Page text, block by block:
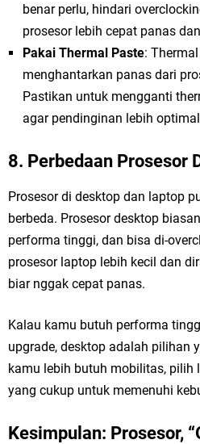
benar perlu, hindari
prosesor lebih cepat panas
Pakai Thermal Paste:
menghantarkan panas dari
Pastikan untuk mengganti
agar pendinginan lebih
8. Perbedaan Prosesor
Prosesor di desktop dan laptop
berbeda. Prosesor desktop
performa tinggi, dan bisa di-
prosesor laptop lebih kecil dan
biar nggak cepat panas.
Kalau kamu butuh performa
upgrade, desktop adalah pilihan
kamu lebih butuh mobilitas, pilih
yang cukup untuk memenuhi
Kesimpulan: Prosesor,